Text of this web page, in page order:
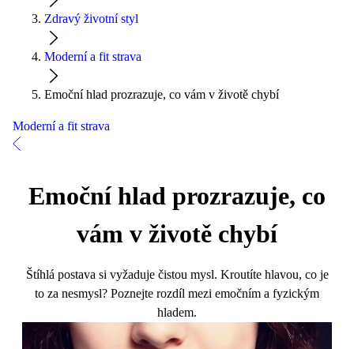
Zdravý životní styl
Moderní a fit strava
Emoční hlad prozrazuje, co vám v životě chybí
Moderní a fit strava
Emoční hlad prozrazuje, co
vám v životě chybí
Štíhlá postava si vyžaduje čistou mysl. Kroutíte hlavou, co je
to za nesmysl? Poznejte rozdíl mezi emočním a fyzickým
hladem.